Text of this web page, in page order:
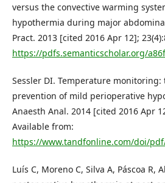
versus the convective warming
hypothermia during major
Pract. 2013 [cited 2016 Apr 12];
https://pdfs.semanticscholar.org/
Sessler DI. Temperature monitoring:
prevention of mild perioperative
Anaesth Anal. 2014 [cited 2016 Apr
Available from:
https://www.tandfonline.com/doi/
Luís C, Moreno C, Silva A, Páscoa R,